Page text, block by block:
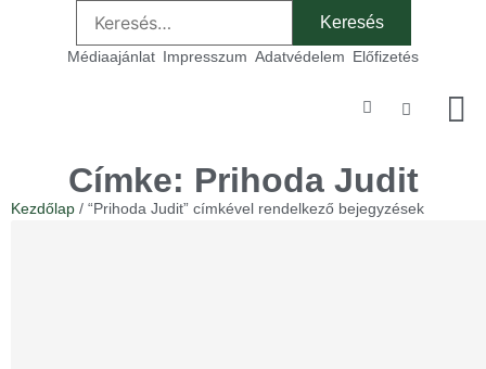
Médiaajánlat Impresszum Adatvédelem Előfizetés
Címke: Prihoda Judit
Kezdőlap / “Prihoda Judit” címkével rendelkező bejegyzések